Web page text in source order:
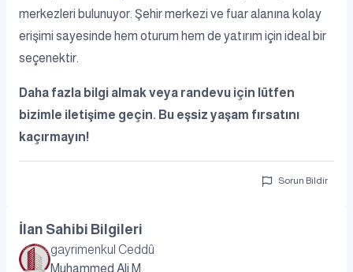
merkezleri bulunuyor. Şehir merkezi ve fuar alanına kolay
erişimi sayesinde hem oturum hem de yatırım için ideal bir
seçenektir.
Daha fazla bilgi almak veya randevu için lütfen
bizimle iletişime geçin. Bu eşsiz yaşam fırsatını
kaçırmayın!
Sorun Bildir
İlan Sahibi Bilgileri
gayrimenkul Ceddû
Muhammed Ali M.